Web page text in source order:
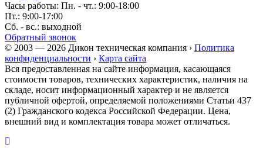
Часы работы: Пн. - чт.: 9:00-18:00
Пт.: 9:00-17:00
Сб. - вс.: выходной
Обратный звонок
© 2003 — 2026 Дикон техническая компания › Политика
конфиденциальности › Карта сайта
Вся предоставленная на сайте информация, касающаяся
стоимости товаров, технических характеристик, наличия на
складе, носит информационный характер и не является
публичной офертой, определяемой положениями Статьи 437
(2) Гражданского кодекса Российской Федерации. Цена,
внешний вид и комплектация товара может отличаться.